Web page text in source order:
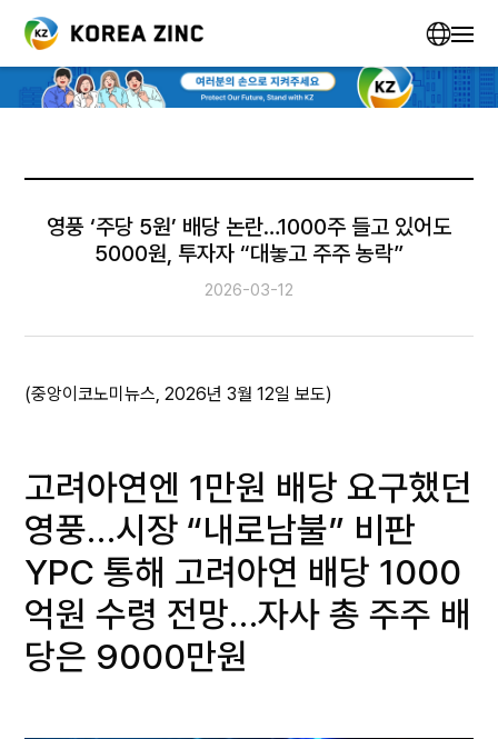
영풍 ‘주당 5원’ 배당 논란…1000주 들고 있어도
5000원, 투자자 “대놓고 주주 농락”
2026-03-12
(중앙이코노미뉴스, 2026년 3월 12일 보도)
고려아연엔 1만원 배당 요구했던
영풍…시장 “내로남불” 비판
YPC 통해 고려아연 배당 1000
억원 수령 전망…자사 총 주주 배
당은 9000만원